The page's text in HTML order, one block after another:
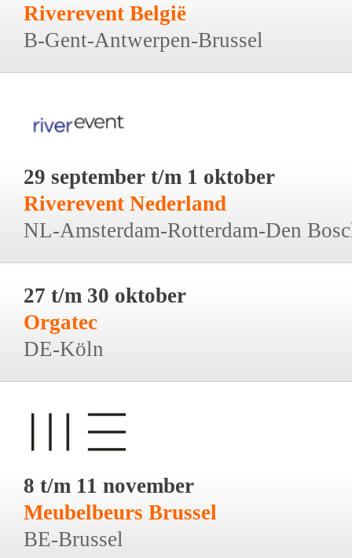
Riverevent België
B-Gent-Antwerpen-Brussel
29 september t/m 1 oktober
Riverevent Nederland
NL-Amsterdam-Rotterdam-Den
27 t/m 30 oktober
Orgatec
DE-Köln
8 t/m 11 november
Meubelbeurs Brussel
BE-Brussel